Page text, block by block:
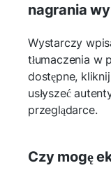
nagrania
Wystarczy
tłumaczenia w
dostępne,
usłyszeć
przeglądarce.
Czy mogę